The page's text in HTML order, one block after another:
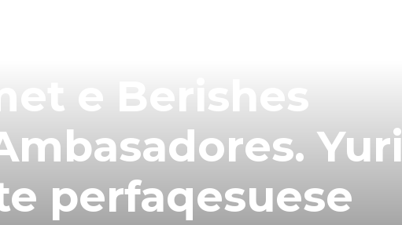
e Berishes
Yuri
perfaqesuese